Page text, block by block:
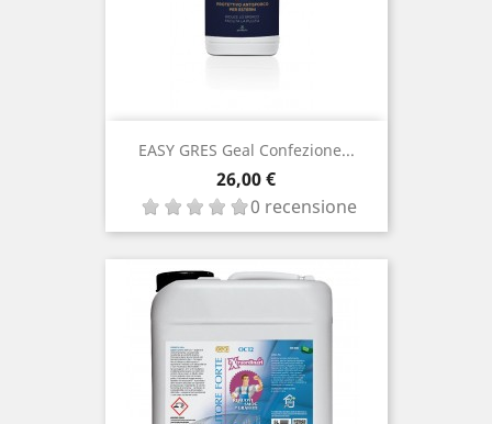
EASY GRES Geal Confezione...
Prezzo
26,00 €
0 recensione